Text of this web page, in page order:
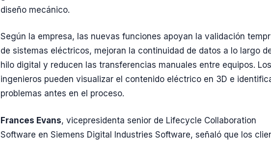
diseño mecánico.
Según la empresa, las nuevas funciones apoyan la validación
de sistemas eléctricos, mejoran la continuidad de datos a lo largo
hilo digital y reducen las transferencias manuales entre equipos. Los
ingenieros pueden visualizar el contenido eléctrico en 3D e
problemas antes en el proceso.
Frances Evans, vicepresidenta senior de Lifecycle Collaboration
Software en Siemens Digital Industries Software, señaló que los